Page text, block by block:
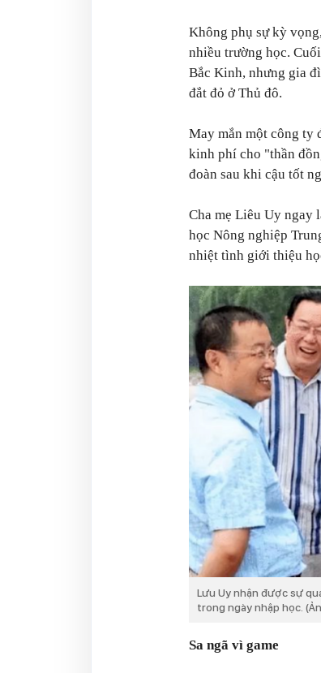
Không phụ sự kỳ
nhiều trường học.
Bắc Kinh, nhưng gia
đắt đỏ ở Thủ đô.
May mắn một công ty
kinh phí cho "thần
đoàn sau khi cậu tốt
Cha mẹ Liêu Uy ngay
học Nông nghiệp
nhiệt tình giới thiệu
Lưu Uy nhận được sự
trong ngày nhập học.
Sa ngã vì game